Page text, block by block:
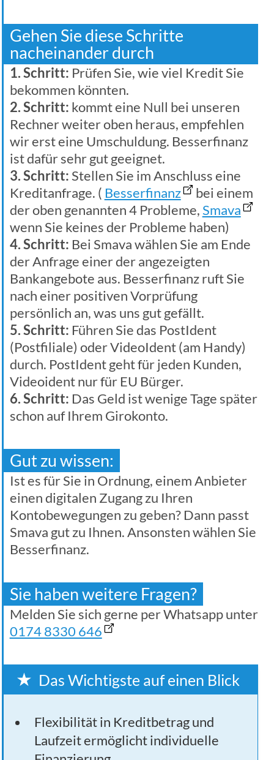
Gehen Sie diese Schritte
nacheinander durch
1. Schritt: Prüfen Sie, wie viel Kredit Sie
bekommen könnten.
2. Schritt: kommt eine Null bei unseren
Rechner weiter oben heraus, empfehlen
wir erst eine Umschuldung. Besserfinanz
ist dafür sehr gut geeignet.
3. Schritt: Stellen Sie im Anschluss eine
Kreditanfrage. ( Besserfinanz
bei einem
der oben genannten 4 Probleme,Smava
wenn Sie keines der Probleme haben)
4. Schritt: Bei Smava wählen Sie am Ende
der Anfrage einer der angezeigten
Bankangebote aus. Besserfinanz ruft Sie
nach einer positiven Vorprüfung
persönlich an, was uns gut gefällt.
5. Schritt: Führen Sie das PostIdent
(Postfiliale) oder VideoIdent (am Handy)
durch. PostIdent geht für jeden Kunden,
Videoident nur für EU Bürger.
6. Schritt: Das Geld ist wenige Tage später
schon auf Ihrem Girokonto.
Gut zu wissen:
Ist es für Sie in Ordnung, einem Anbieter
einen digitalen Zugang zu Ihren
Kontobewegungen zu geben? Dann passt
Smava gut zu Ihnen. Ansonsten wählen Sie
Besserfinanz.
Sie haben weitere Fragen?
Melden Sie sich gerne per Whatsapp unter
0174 8330 646
Das Wichtigste auf einen Blick
Flexibilität in Kreditbetrag und
Laufzeit ermöglicht individuelle